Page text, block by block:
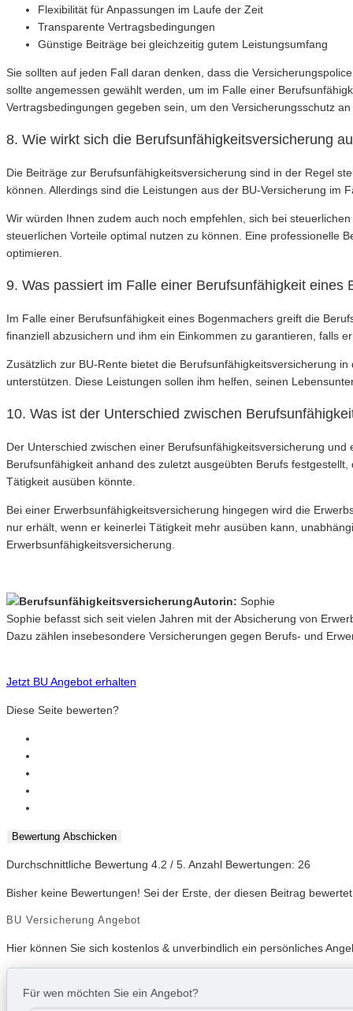
Flexibilität für Anpassungen im Laufe der Zeit
Transparente Vertragsbedingungen
Günstige Beiträge bei gleichzeitig gutem Leistungsumfang
Sie sollten auf jeden Fall daran denken, dass die
sollte angemessen gewählt werden, um im Falle einer
Vertragsbedingungen gegeben sein, um den Versicherungsschutz
8. Wie wirkt sich die Berufsunfähigkeitsversicherung
Die Beiträge zur Berufsunfähigkeitsversicherung sind in der Regel
können. Allerdings sind die Leistungen aus der BU-Versicherung im
Wir würden Ihnen zudem auch noch empfehlen, sich bei
steuerlichen Vorteile optimal nutzen zu können. Eine professionelle
optimieren.
9. Was passiert im Falle einer Berufsunfähigkeit eines
Im Falle einer Berufsunfähigkeit eines Bogenmachers greift die
finanziell abzusichern und ihm ein Einkommen zu garantieren, falls
Zusätzlich zur BU-Rente bietet die Berufsunfähigkeitsversicherung
unterstützen. Diese Leistungen sollen ihm helfen, seinen
10. Was ist der Unterschied zwischen
Der Unterschied zwischen einer Berufsunfähigkeitsversicherung
Berufsunfähigkeit anhand des zuletzt ausgeübten Berufs
Tätigkeit ausüben könnte.
Bei einer Erwerbsunfähigkeitsversicherung hingegen wird die
nur erhält, wenn er keinerlei Tätigkeit mehr ausüben kann,
Erwerbsunfähigkeitsversicherung.
Autorin: Sophie
Sophie befasst sich seit vielen Jahren mit der Absicherung von
Dazu zählen insebesondere Versicherungen gegen Berufs- und
Jetzt BU Angebot erhalten
Diese Seite bewerten?
Bewertung Abschicken
Durchschnittliche Bewertung 4.2 / 5. Anzahl Bewertungen: 26
Bisher keine Bewertungen! Sei der Erste, der diesen Beitrag
BU Versicherung Angebot
Hier können Sie sich kostenlos & unverbindlich ein persönliches
Für wen möchten Sie ein Angebot?